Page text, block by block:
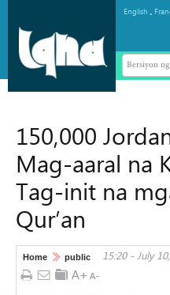
English .
Bersiyon
150,000
Mag-aaral na
Tag-init na
Qur’an
Home public 15:20 - July